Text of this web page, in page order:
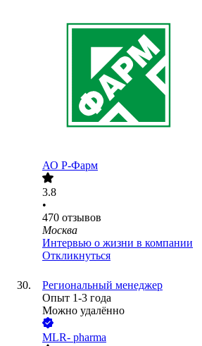
АО Р-Фарм
3.8
•
470 отзывов
Москва
Интервью о жизни в компании
Откликнуться
Региональный менеджер
Опыт 1-3 года
Можно удалённо
MLR- pharma